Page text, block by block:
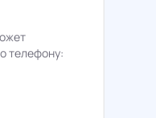
телефону: